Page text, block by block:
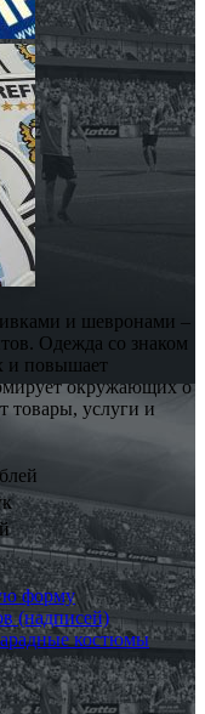
и шевронами –
Одежда со знаком
и повышает
окружающих о
товары, услуги и
форму
(надписей)
костюмы